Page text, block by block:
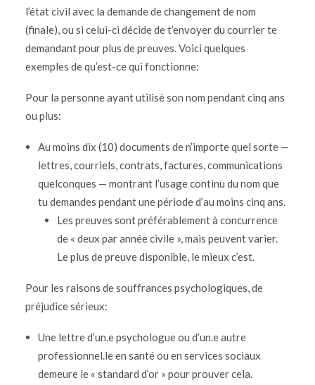
l’état civil avec la demande de changement de nom
(finale), ou si celui-ci décide de t’envoyer du courrier te
demandant pour plus de preuves. Voici quelques
exemples de qu’est-ce qui fonctionne:
Pour la personne ayant utilisé son nom pendant cinq ans
ou plus:
Au moins dix (10) documents de n’importe quel sorte —
lettres, courriels, contrats, factures, communications
quelconques — montrant l’usage continu du nom que
tu demandes pendant une période d’au moins cinq ans.
Les preuves sont préférablement à concurrence
de « deux par année civile », mais peuvent varier.
Le plus de preuve disponible, le mieux c’est.
Pour les raisons de souffrances psychologiques, de
préjudice sérieux:
Une lettre d’un.e psychologue ou d’un.e autre
professionnel.le en santé ou en services sociaux
demeure le « standard d’or » pour prouver cela.